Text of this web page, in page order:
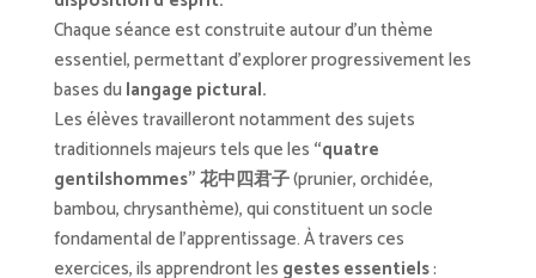
Chaque séance est construite autour d’un thème
essentiel, permettant d’explorer progressivement les
bases du langage pictural.
Les élèves travailleront notamment des sujets
traditionnels majeurs tels que les “quatre
gentilshommes” 花中四君子(prunier, orchidée,
bambou, chrysanthème), qui constituent un socle
fondamental de l’apprentissage. À travers ces
exercices, ils apprendront les gestes essentiels: